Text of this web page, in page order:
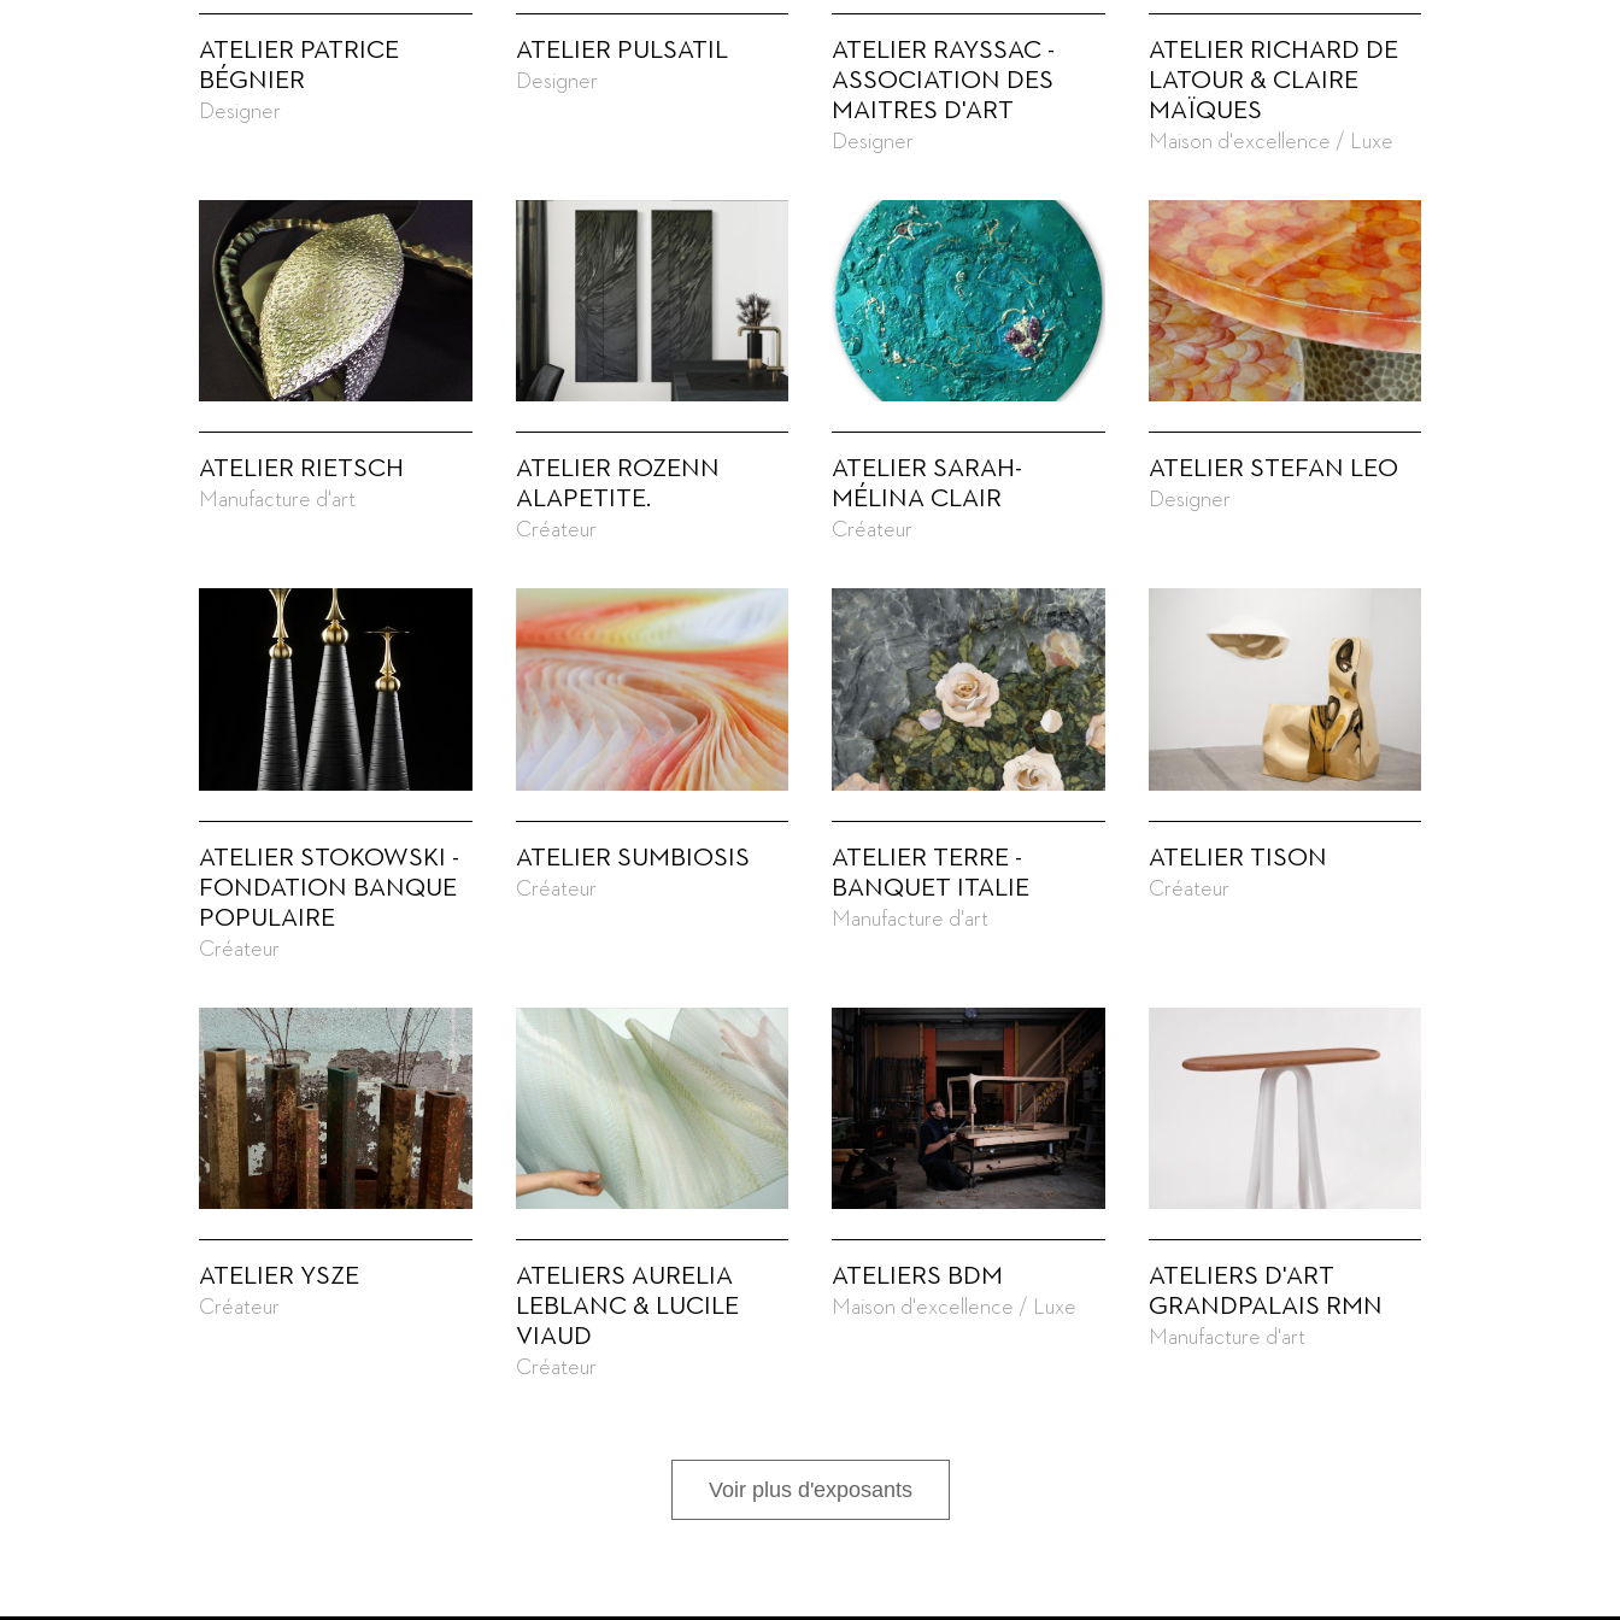
ATELIER PATRICE
BÉGNIER
Designer
ATELIER PULSATIL
Designer
ATELIER RAYSSAC -
ASSOCIATION DES
MAITRES D'ART
Designer
ATELIER RICHARD DE
LATOUR & CLAIRE
MAÏQUES
Maison d'excellence / Luxe
ATELIER RIETSCH
Manufacture d'art
ATELIER ROZENN
ALAPETITE.
Créateur
ATELIER SARAH-
MÉLINA CLAIR
Créateur
ATELIER STEFAN LEO
Designer
ATELIER STOKOWSKI -
FONDATION BANQUE
POPULAIRE
Créateur
ATELIER SUMBIOSIS
Créateur
ATELIER TERRE -
BANQUET ITALIE
Manufacture d'art
ATELIER TISON
Créateur
ATELIER YSZE
Créateur
ATELIERS AURELIA
LEBLANC & LUCILE
VIAUD
Créateur
ATELIERS BDM
Maison d'excellence / Luxe
ATELIERS D'ART
GRANDPALAIS RMN
Manufacture d'art
Voir plus d'exposants